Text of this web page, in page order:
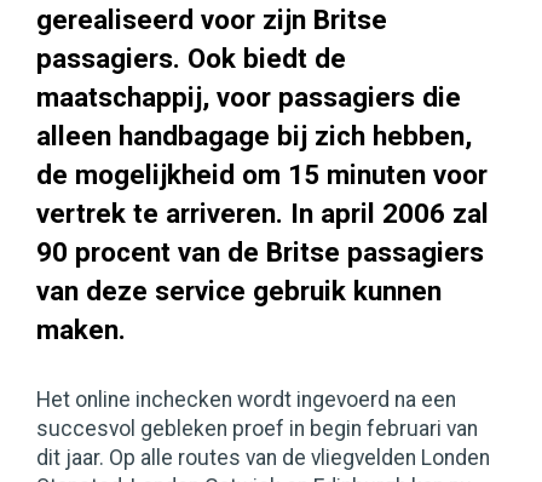
gerealiseerd voor zijn Britse
passagiers. Ook biedt de
maatschappij, voor passagiers die
alleen handbagage bij zich hebben,
de mogelijkheid om 15 minuten voor
vertrek te arriveren. In april 2006 zal
90 procent van de Britse passagiers
van deze service gebruik kunnen
maken.
Het online inchecken wordt ingevoerd na een
succesvol gebleken proef in begin februari van
dit jaar. Op alle routes van de vliegvelden Londen